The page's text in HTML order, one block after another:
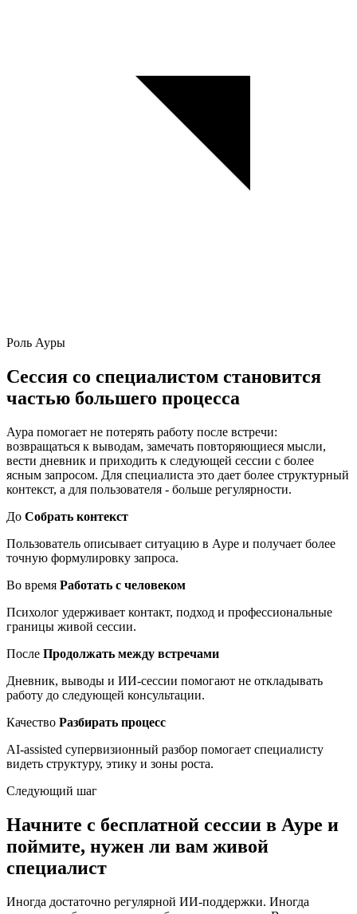
Роль Ауры
Сессия со специалистом становится
частью большего процесса
Аура помогает не потерять работу после встречи:
возвращаться к выводам, замечать повторяющиеся мысли,
вести дневник и приходить к следующей сессии с более
ясным запросом. Для специалиста это дает более структурный
контекст, а для пользователя - больше регулярности.
До Собрать контекст
Пользователь описывает ситуацию в Ауре и получает более
точную формулировку запроса.
Во время Работать с человеком
Психолог удерживает контакт, подход и профессиональные
границы живой сессии.
После Продолжать между встречами
Дневник, выводы и ИИ-сессии помогают не откладывать
работу до следующей консультации.
Качество Разбирать процесс
AI-assisted супервизионный разбор помогает специалисту
видеть структуру, этику и зоны роста.
Следующий шаг
Начните с бесплатной сессии в Ауре и
поймите, нужен ли вам живой
специалист
Иногда достаточно регулярной ИИ-поддержки. Иногда